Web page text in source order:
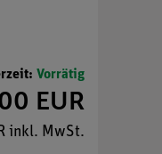
Vorrätig
EUR
inkl. MwSt.